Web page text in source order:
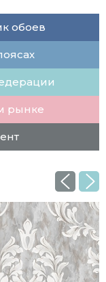
обоев
рынке